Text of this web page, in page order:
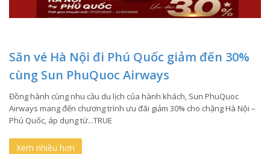
Săn vé Hà Nội đi Phú Quốc giảm đến 30%
cùng Sun PhuQuoc Airways
Đồng hành cùng nhu cầu du lịch của hành khách, Sun PhuQuoc
Airways mang đến chương trình ưu đãi giảm 30% cho chặng Hà Nội –
Phú Quốc, áp dụng từ...TRUE
Xem nhiều hơn